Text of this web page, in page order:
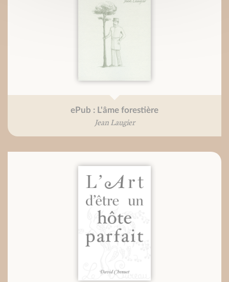
ePub : L'âme forestière
Jean Laugier